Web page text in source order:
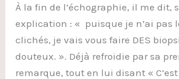
À la fin de l’échographie, il me dit,
explication : « puisque je n’ai pas
clichés, je vais vous faire DES
douteux. ». Déjà refroidie par sa
remarque, tout en lui disant «